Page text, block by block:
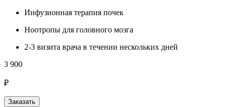
Инфузионная терапия почек
Ноотропы для головного мозга
2-3 визита врача в течении нескольких дней
3 900
₽
Заказать